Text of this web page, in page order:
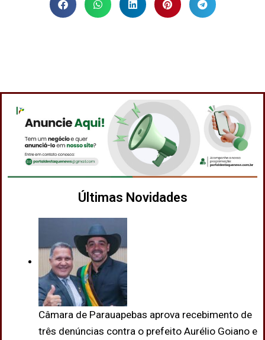
Últimas Novidades
Câmara de Parauapebas aprova recebimento de
três denúncias contra o prefeito Aurélio Goiano e